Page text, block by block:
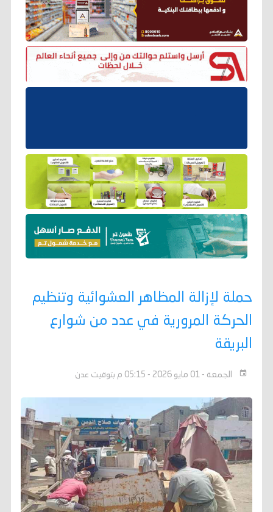
حملة لإزالة المظاهر العشوائية وتنظيم
الحركة المرورية في عدد من شوارع
البريقة
الجمعة - 01 مايو 2026 - 05:15 م بتوقيت عدن